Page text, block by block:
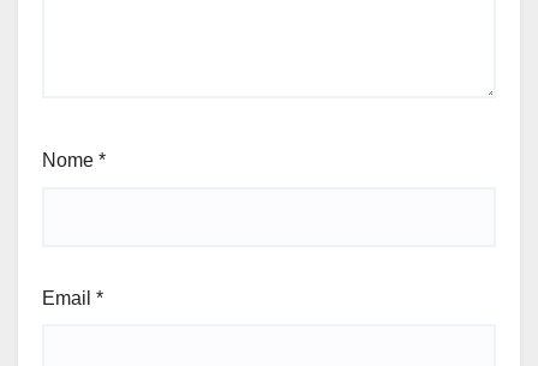
Nome *
Email *